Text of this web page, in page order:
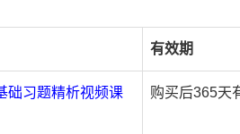
有效期
础习题精析视频课
购买后365天